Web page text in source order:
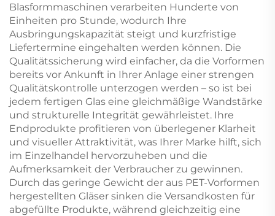
Blasformmaschinen verarbeiten Hunderte von
Einheiten pro Stunde, wodurch Ihre
Ausbringungskapazität steigt und kurzfristige
Liefertermine eingehalten werden können. Die
Qualitätssicherung wird einfacher, da die Vorformen
bereits vor Ankunft in Ihrer Anlage einer strengen
Qualitätskontrolle unterzogen werden – so ist bei
jedem fertigen Glas eine gleichmäßige Wandstärke
und strukturelle Integrität gewährleistet. Ihre
Endprodukte profitieren von überlegener Klarheit
und visueller Attraktivität, was Ihrer Marke hilft, sich
im Einzelhandel hervorzuheben und die
Aufmerksamkeit der Verbraucher zu gewinnen.
Durch das geringe Gewicht der aus PET-Vorformen
hergestellten Gläser sinken die Versandkosten für
abgefüllte Produkte, während gleichzeitig eine